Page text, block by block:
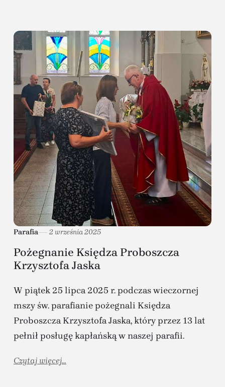
Parafia 2 września 2025
Pożegnanie Księdza Proboszcza
Krzysztofa Jaska
W piątek 25 lipca 2025 r. podczas wieczornej
mszy św. parafianie pożegnali Księdza
Proboszcza Krzysztofa Jaska, który przez 13 lat
pełnił posługę kapłańską w naszej parafii.
Czytaj więcej...